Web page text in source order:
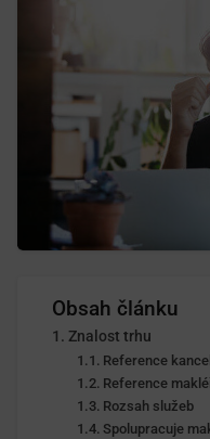
Obsah článku
Znalost trhu
Reference
Reference
Rozsah služeb
Spolupracuje